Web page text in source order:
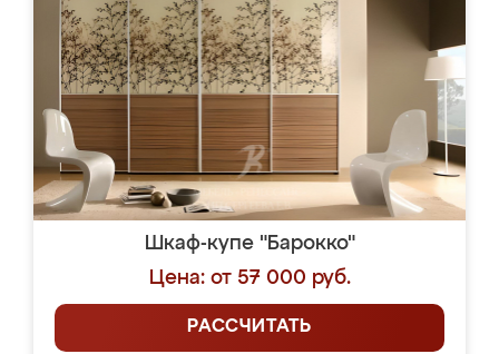
Шкаф-купе "Барокко"
Цена: от 57 000 руб.
РАССЧИТАТЬ